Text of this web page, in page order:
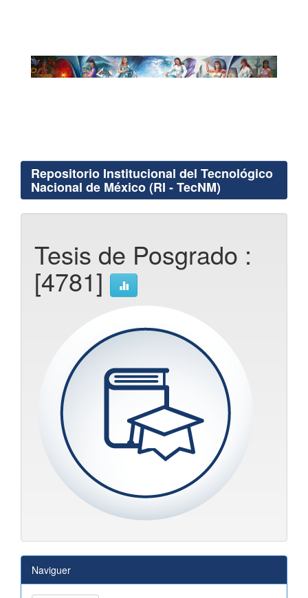
Repositorio Institucional del Tecnológico
Nacional de México (RI - TecNM)
Tesis de Posgrado :
[4781]
Naviguer